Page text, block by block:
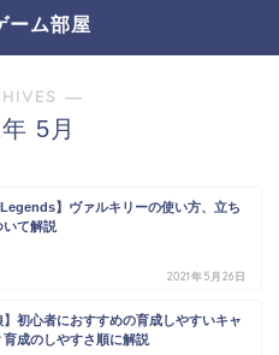
ーム部屋
―
5月
Legends】ヴァルキリーの使い方、立ち
いて解説
2021年5月26日
】初心者におすすめの育成しやすいキャ
育成のしやすさ順に解説